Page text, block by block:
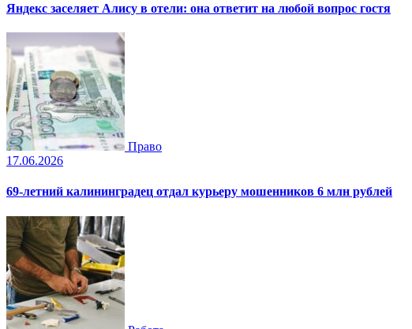
Яндекс заселяет Алису в отели: она ответит на любой вопрос гостя
Право
17.06.2026
69-летний калининградец отдал курьеру мошенников 6 млн рублей